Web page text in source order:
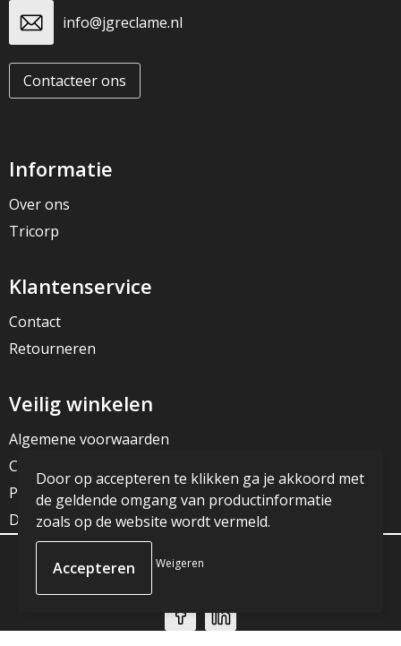
info@jgreclame.nl
Contacteer ons
Informatie
Over ons
Tricorp
Klantenservice
Contact
Retourneren
Veilig winkelen
Algemene voorwaarden
Cookieverklaring
Privacyverklaring
Disclaimer
© Copyright JG Reclame 2023
Door op accepteren te klikken ga je akkoord met
de geldende omgang van productinformatie
zoals op de website wordt vermeld.
Weigeren